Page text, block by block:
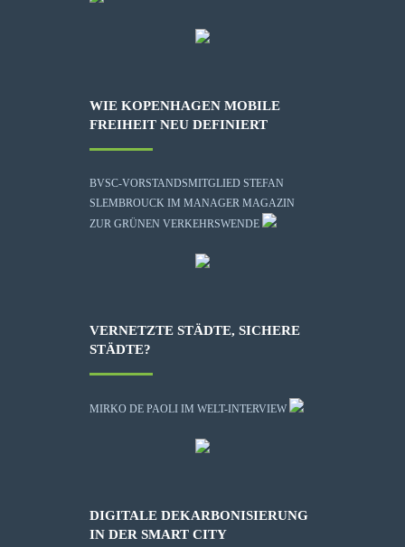
WIE KOPENHAGEN MOBILE
FREIHEIT NEU DEFINIERT
BVSC-VORSTANDSMITGLIED STEFAN
SLEMBROUCK IM MANAGER MAGAZIN
ZUR GRÜNEN VERKEHRSWENDE
VERNETZTE STÄDTE, SICHERE
STÄDTE?
MIRKO DE PAOLI IM WELT-INTERVIEW
DIGITALE DEKARBONISIERUNG
IN DER SMART CITY